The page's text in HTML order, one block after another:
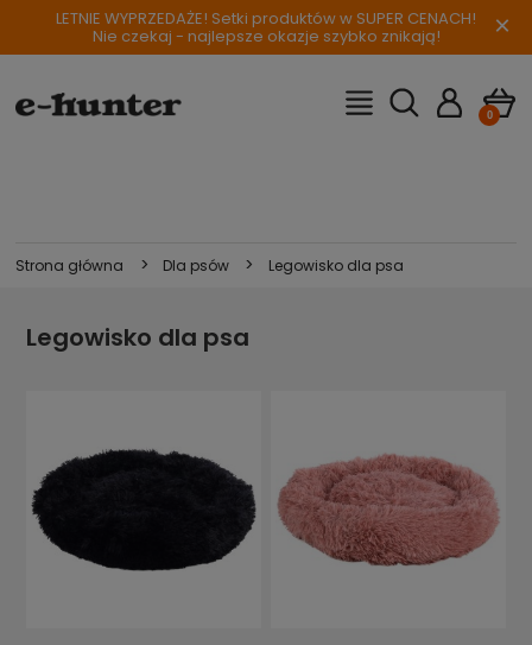
LETNIE WYPRZEDAŻE! Setki produktów w SUPER CENACH!
Nie czekaj - najlepsze okazje szybko znikają! ×
Strona główna > Dla psów > Legowisko dla psa
Legowisko dla psa